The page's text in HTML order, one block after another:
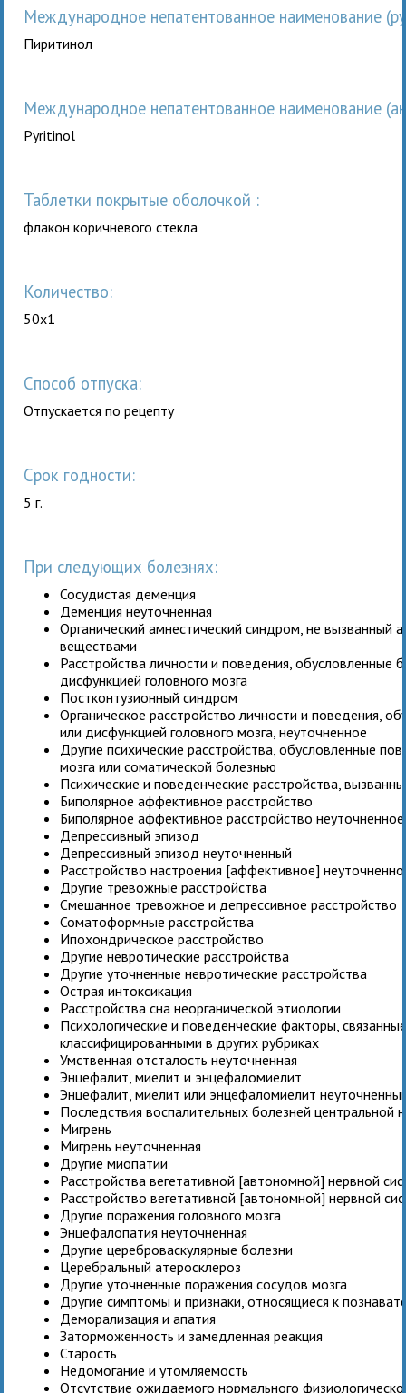
Международное непатентованное наименование
Пиритинол
Международное непатентованное наименование
Pyritinol
таблетки покрытые оболочкой :
флакон коричневого стекла
Количество:
50x1
Способ отпуска:
Отпускается по рецепту
Срок годности:
5 г.
При следующих болезнях:
Сосудистая деменция
Деменция неуточненная
Органический амнестический синдром, не вызванный
веществами
Расстройства личности и поведения, обусловленные
дисфункцией головного мозга
Постконтузионный синдром
Органическое расстройство личности и поведения,
или дисфункцией головного мозга, неуточненное
Другие психические расстройства, обусловленные
мозга или соматической болезнью
Психические и поведенческие расстройства,
Биполярное аффективное расстройство
Биполярное аффективное расстройство неуточненное
Депрессивный эпизод
Депрессивный эпизод неуточненный
Расстройство настроения [аффективное]
Другие тревожные расстройства
Смешанное тревожное и депрессивное расстройство
Соматоформные расстройства
Ипохондрическое расстройство
Другие невротические расстройства
Другие уточненные невротические расстройства
Острая интоксикация
Расстройства сна неорганической этиологии
Психологические и поведенческие факторы,
классифицированными в других рубриках
Умственная отсталость неуточненная
Энцефалит, миелит и энцефаломиелит
Энцефалит, миелит или энцефаломиелит
Последствия воспалительных болезней центральной
Мигрень
Мигрень неуточненная
Другие миопатии
Расстройства вегетативной [автономной] нервной
Расстройство вегетативной [автономной] нервной
Другие поражения головного мозга
Энцефалопатия неуточненная
Другие цереброваскулярные болезни
Церебральный атеросклероз
Другие уточненные поражения сосудов мозга
Другие симптомы и признаки, относящиеся к
Деморализация и апатия
Заторможенность и замедленная реакция
Старость
Недомогание и утомляемость
Отсутствие ожидаемого нормального